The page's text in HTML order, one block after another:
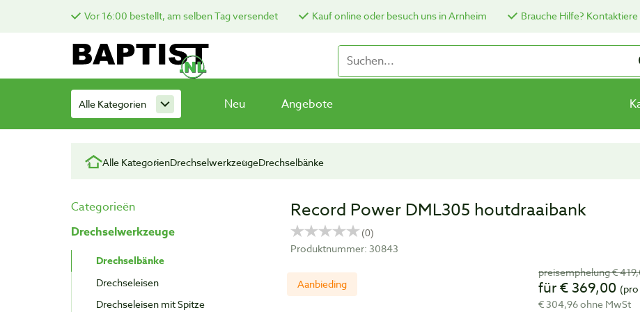
Vor 16:00 bestellt, am selben Tag versendet Kauf online oder besuch uns in Arnheim Brauche Hilfe? Kontaktiere
Alle Kategorien Neu Angebote
Alle KategorienDrechselwerkzeugeDrechselbänke
Categorieën
Drechselwerkzeuge
Drechselbänke
Drechseleisen
Drechseleisen mit Spitze
Record Power DML305 houtdraaibank
Produktnummer: 30843
Aanbieding
preisemphelung €
für € 369,00
€ 304,96 ohne MwSt